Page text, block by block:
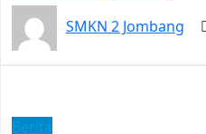
SMKN 2 Jombang